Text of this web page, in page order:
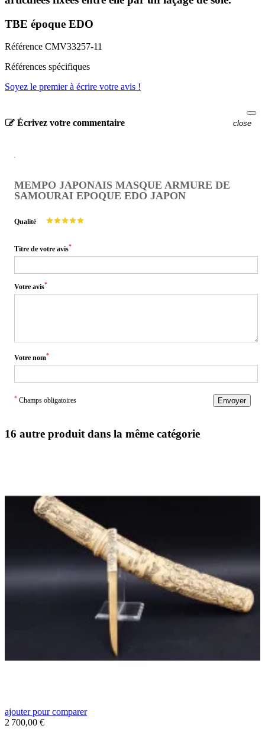
TBE époque EDO
Référence CMV33257-11
Références spécifiques
Soyez le premier à écrire votre avis !
Écrivez votre commentaire close
MEMPO JAPONAIS MASQUE ARMURE DE
SAMOURAI EPOQUE EDO JAPON
Qualité
Titre de votre avis*
Votre avis*
Votre nom*
* Champs obligatoires Envoyer
16 autre produit dans la même catégorie
ajouter pour comparer
Prix
2 700,00 €